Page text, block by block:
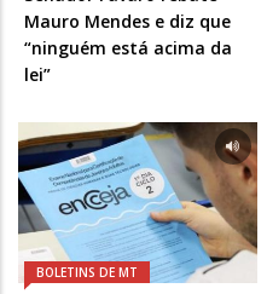
Mauro Mendes e diz que
“ninguém está acima da
lei”
BOLETINS DE MT